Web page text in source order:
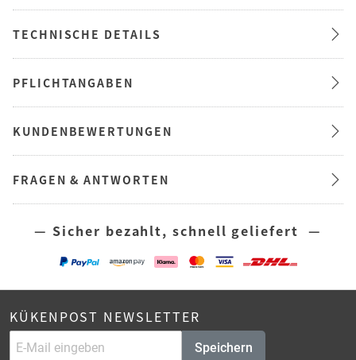
TECHNISCHE DETAILS
PFLICHTANGABEN
KUNDENBEWERTUNGEN
FRAGEN & ANTWORTEN
— Sicher bezahlt, schnell geliefert —
KÜKENPOST NEWSLETTER
Speichern